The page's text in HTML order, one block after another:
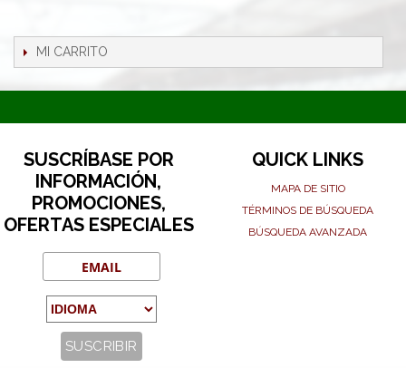
MI CARRITO
SUSCRÍBASE POR
INFORMACIÓN,
PROMOCIONES,
OFERTAS ESPECIALES
QUICK LINKS
MAPA DE SITIO
TÉRMINOS DE BÚSQUEDA
BÚSQUEDA AVANZADA